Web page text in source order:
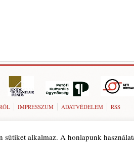
IMPRESSZUM ADATVÉDELEM RSS
© 1989-2026 Szombat folyóirat. Minden
alkalmaz. A honlapunk